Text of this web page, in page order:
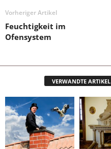
Vorheriger Artikel
Feuchtigkeit im
Ofensystem
VERWANDTE ARTIKEL